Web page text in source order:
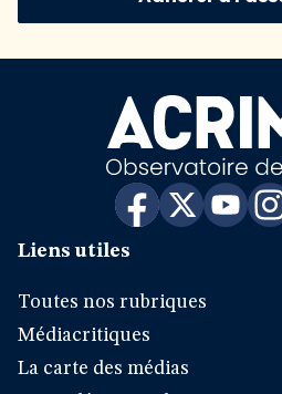
Liens utiles
Toutes nos rubriques
Médiacritiques
La carte des médias